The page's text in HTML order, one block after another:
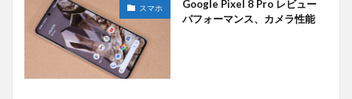
スマホ
Google Pixel 8 Pro レビュー
パフォーマンス、カメラ性能